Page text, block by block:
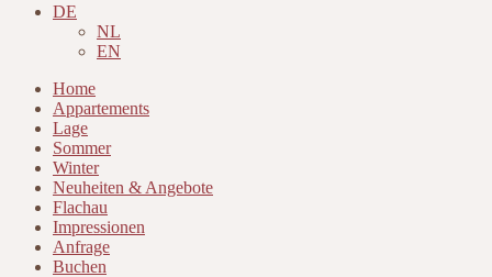
DE
NL
EN
Home
Appartements
Lage
Sommer
Winter
Neuheiten & Angebote
Flachau
Impressionen
Anfrage
Buchen